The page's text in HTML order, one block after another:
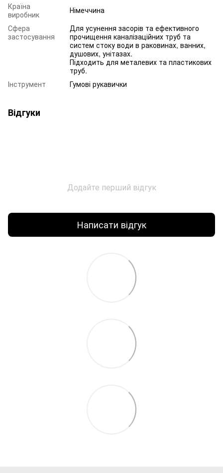
Країна
виробник
Німеччина
Сфера
застосування
Для усунення засорів та ефективного
прочищення каналізаційних труб та
систем стоку води в раковинах, ванних,
душових, унітазах.
Підходить для металевих та пластикових
труб.
Інструмент
Гумові рукавички
Відгуки
Додайте перший відгук
Написати відгук